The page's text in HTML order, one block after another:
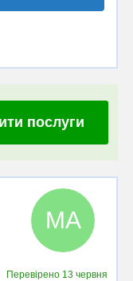
послуги
МА
Перевірено 13 червня